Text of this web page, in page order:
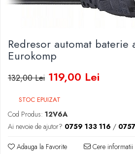
Lanterne
Lampi
Electrice
Stabilizatoare tensiune
Ventilatoare
Diverse gadgeturi
Redresor automat baterie
Eurokomp
132,00 Lei 119,00 Lei
STOC EPUIZAT
Cod Produs: 12V6A
Ai nevoie de ajutor? 0759 133 116 /
Adauga la Favorite Cere informatii